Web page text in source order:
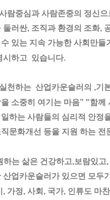
람중심과 사람존중의 정신으
둘러싼, 조직과 환경의 조화,
있는 지속 가능한 사회만들
시하고
있습니다.
천하는 산업카운슬러 의 ,기
소중히 여기는 마음” "함께
하는 사람들의 심리적 안정
직문화개선 등을 지원 하는 전
하는 삶은 건강하고,보람있고,
산업카운슬러가 있으면 모두
, 가정, 사회 , 국가, 인류도 마